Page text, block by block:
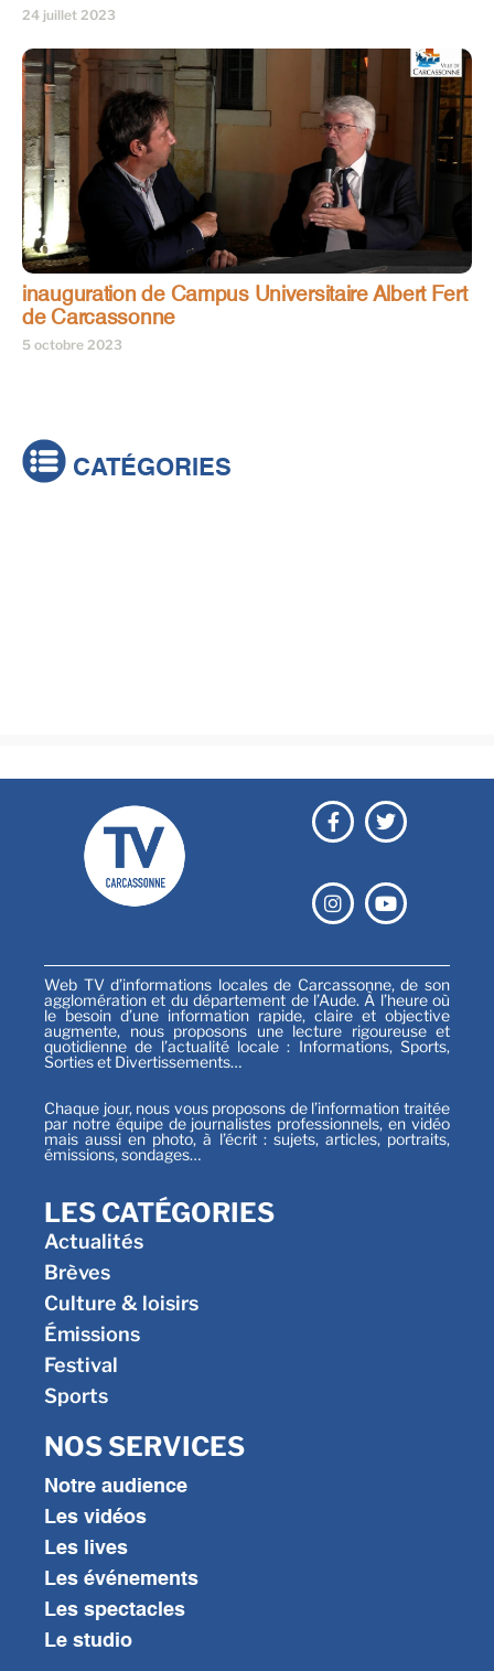
24 juillet 2023
inauguration de Campus Universitaire Albert Fert
de Carcassonne
5 octobre 2023
CATÉGORIES
Web TV d’informations locales de Carcassonne, de son
agglomération et du département de l’Aude. À l’heure où
le besoin d’une information rapide, claire et objective
augmente, nous proposons une lecture rigoureuse et
quotidienne de l’actualité locale : Informations, Sports,
Sorties et Divertissements…
Chaque jour, nous vous proposons de l’information traitée
par notre équipe de journalistes professionnels, en vidéo
mais aussi en photo, à l’écrit : sujets, articles, portraits,
émissions, sondages…
LES CATÉGORIES
Actualités
Brèves
Culture & loisirs
Émissions
Festival
Sports
NOS SERVICES
Notre audience
Les vidéos
Les lives
Les événements
Les spectacles
Le studio